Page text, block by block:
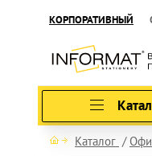
КОРПОРАТИВНЫЙ
Каталог